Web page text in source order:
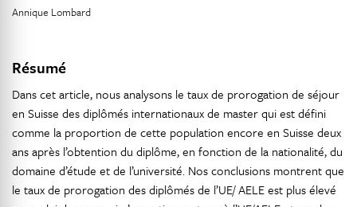
Annique Lombard
Résumé
Dans cet article, nous analysons le taux de prorogation de séjour
en Suisse des diplômés internationaux de master qui est défini
comme la proportion de cette population encore en Suisse deux
ans après l’obtention du diplôme, en fonction de la nationalité, du
domaine d’étude et de l’université. Nos conclusions montrent que
le taux de prorogation des diplômés de l’UE/ AELE est plus élevé